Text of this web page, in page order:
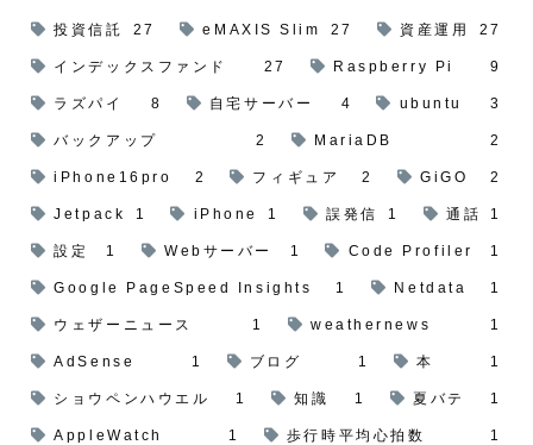
投資信託 27 eMAXIS Slim 27 資産運用 27
インデックスファンド 27 Raspberry Pi 9
ラズパイ 8 自宅サーバー 4 ubuntu 3
バックアップ 2 MariaDB 2
iPhone16pro 2 フィギュア 2 GiGO 2
Jetpack 1 iPhone 1 誤発信 1 通話 1
設定 1 Webサーバー 1 Code Profiler 1
Google PageSpeed Insights 1 Netdata 1
ウェザーニュース 1 weathernews 1
AdSense 1 ブログ 1 本 1
ショウペンハウエル 1 知識 1 夏バテ 1
AppleWatch 1 歩行時平均心拍数 1